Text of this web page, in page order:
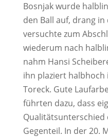
Bosnjak wurde
den Ball auf, drang
versuchte zum
wiederum nach
nahm Hansi
ihn plaziert halbhoch
Toreck. Gute
führten dazu, dass
Qualitätsunterschied
Gegenteil. In der 20.